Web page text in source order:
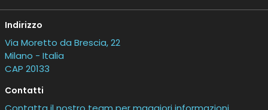
Indirizzo
Via Moretto da Brescia, 22
Milano - Italia
CAP 20133
Contatti